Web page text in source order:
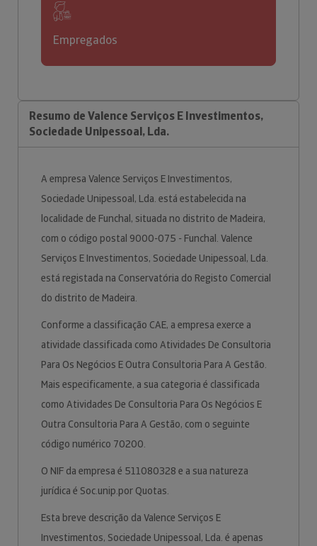
Empregados
Resumo de Valence Serviços E Investimentos,
Sociedade Unipessoal, Lda.
A empresa Valence Serviços E Investimentos,
Sociedade Unipessoal, Lda. está estabelecida na
localidade de Funchal, situada no distrito de Madeira,
com o código postal 9000-075 - Funchal. Valence
Serviços E Investimentos, Sociedade Unipessoal, Lda.
está registada na Conservatória do Registo Comercial
do distrito de Madeira.
Conforme a classificação CAE, a empresa exerce a
atividade classificada como Atividades De Consultoria
Para Os Negócios E Outra Consultoria Para A Gestão.
Mais especificamente, a sua categoria é classificada
como Atividades De Consultoria Para Os Negócios E
Outra Consultoria Para A Gestão, com o seguinte
código numérico 70200.
O NIF da empresa é 511080328 e a sua natureza
jurídica é Soc.unip.por Quotas.
Esta breve descrição da Valence Serviços E
Investimentos, Sociedade Unipessoal, Lda. é apenas